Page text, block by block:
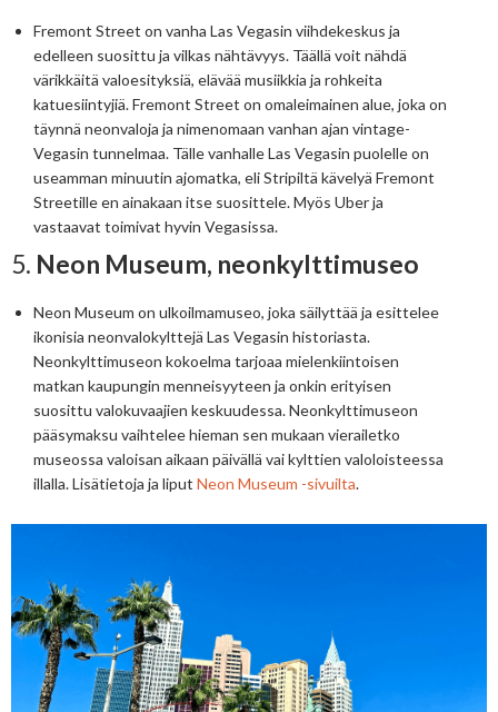
Fremont Street on vanha Las Vegasin viihdekeskus ja
edelleen suosittu ja vilkas nähtävyys. Täällä voit nähdä
värikkäitä valoesityksiä, elävää musiikkia ja rohkeita
katuesiintyjiä. Fremont Street on omaleimainen alue, joka on
täynnä neonvaloja ja nimenomaan vanhan ajan vintage-
Vegasin tunnelmaa. Tälle vanhalle Las Vegasin puolelle on
useamman minuutin ajomatka, eli Stripiltä kävelyä Fremont
Streetille en ainakaan itse suosittele. Myös Uber ja
vastaavat toimivat hyvin Vegasissa.
5. Neon Museum, neonkylttimuseo
Neon Museum on ulkoilmamuseo, joka säilyttää ja esittelee
ikonisia neonvalokylttejä Las Vegasin historiasta.
Neonkylttimuseon kokoelma tarjoaa mielenkiintoisen
matkan kaupungin menneisyyteen ja onkin erityisen
suosittu valokuvaajien keskuudessa. Neonkylttimuseon
pääsymaksu vaihtelee hieman sen mukaan vierailetko
museossa valoisan aikaan päivällä vai kylttien valoloisteessa
illalla. Lisätietoja ja liput Neon Museum -sivuilta.